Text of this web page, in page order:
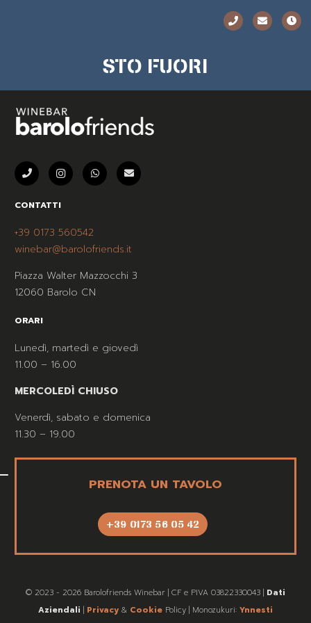
STO FUORI
CONTATTI
+39 0173 560542
winebar@barolofriends.it
Piazza Walter Mazzocchi 3
12060 Barolo CN
ORARI
Lunedì, martedì e giovedì
11.00 – 16.00
MERCOLEDÌ CHIUSO
Venerdì, sabato e domenica
11.30 – 19.00
PRENOTA UN TAVOLO
+39 0173 56 05 42
© 2023 - 2026 Barolofriends Winebar | CF e PIVA 03822330043 | Dati
Aziendali | Privacy & Cookie Policy | Monozukuri: Ynnesti